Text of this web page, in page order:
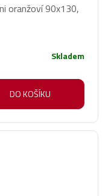
oranžoví 90x130,
Skladem
DO KOŠÍKU